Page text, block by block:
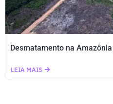
Desmatamento na
LEIA MAIS